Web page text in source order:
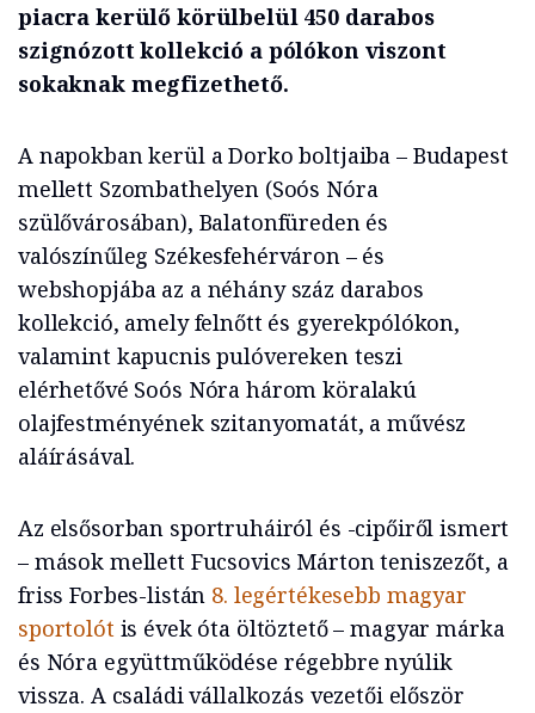
piacra kerülő körülbelül 450 darabos
szignózott kollekció a pólókon viszont
sokaknak megfizethető.
A napokban kerül a Dorko boltjaiba – Budapest
mellett Szombathelyen (Soós Nóra
szülővárosában), Balatonfüreden és
valószínűleg Székesfehérváron – és
webshopjába az a néhány száz darabos
kollekció, amely felnőtt és gyerekpólókon,
valamint kapucnis pulóvereken teszi
elérhetővé Soós Nóra három köralakú
olajfestményének szitanyomatát, a művész
aláírásával.
Az elsősorban sportruháiról és -cipőiről ismert
– mások mellett Fucsovics Márton teniszezőt, a
friss Forbes-listán 8. legértékesebb magyar
sportolótis évek óta öltöztető – magyar márka
és Nóra együttműködése régebbre nyúlik
vissza. A családi vállalkozás vezetői először